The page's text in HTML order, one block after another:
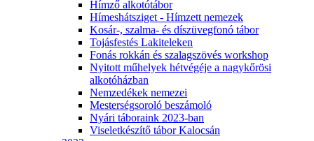
Hímző alkotótábor
Hímeshátsziget - Hímzett nemezek
Kosár-, szalma- és díszüvegfonó tábor
Tojásfestés Lakiteleken
Fonás rokkán és szalagszövés workshop
Nyitott műhelyek hétvégéje a nagykőrösi
alkotóházban
Nemzedékek nemezei
Mesterségsoroló beszámoló
Nyári táboraink 2023-ban
Viseletkészítő tábor Kalocsán